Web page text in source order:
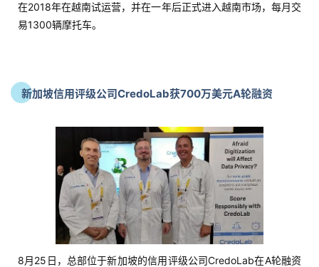
在2018年在越南试运营，并在一年后正式进入越南市场，每月交
易1300辆摩托车。
新加坡信用评级公司CredoLab获700万美元A轮融资
8月25日，总部位于新加坡的信用评级公司CredoLab在A轮融资